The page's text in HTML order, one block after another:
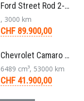
Ford Street Rod 2-Door V8 Aut. 1937
, 3000 km
CHF 89.900,00
Chevrolet Camaro SS 396 LS3 Coupe Aut. 1971
6489 cm³, 53000 km
CHF 41.900,00